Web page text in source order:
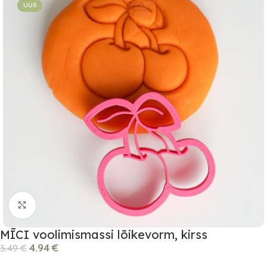
UUS
Click to enlarge
MĪCI voolimismassi lõikevorm, kirss
5.49€ 4.94€